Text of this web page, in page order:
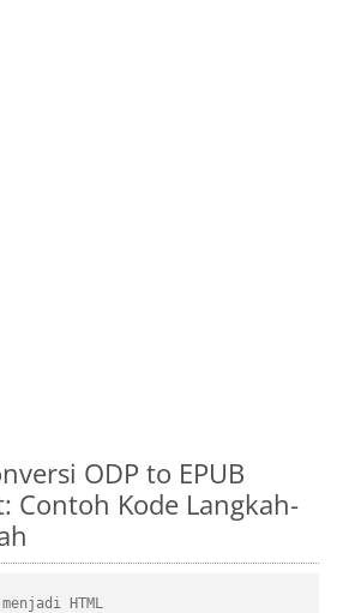
ODP to EPUB
Contoh Kode Langkah-
HTML